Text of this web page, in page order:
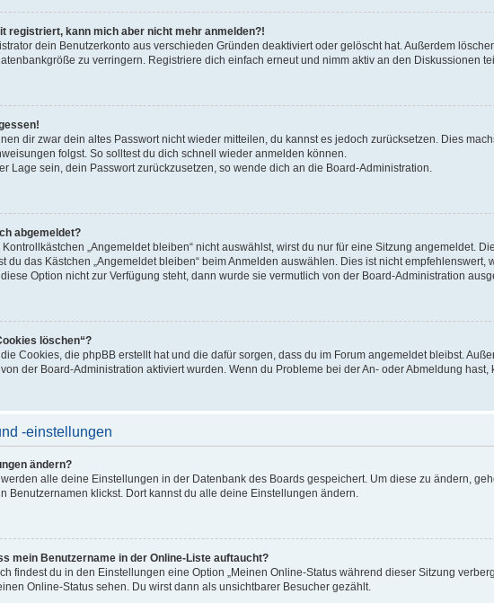
registriert, kann mich aber nicht mehr anmelden?!
dein Benutzerkonto aus verschieden Gründen deaktiviert oder gelöscht hat. Außerdem
zu verringern. Registriere dich einfach erneut und nimm aktiv an den Diskussionen
dir zwar dein altes Passwort nicht wieder mitteilen, du kannst es jedoch zurücksetzen. Dies
folgst. So solltest du dich schnell wieder anmelden können.
Lage sein, dein Passwort zurückzusetzen, so wende dich an die Board-Administration.
abgemeldet?
„Angemeldet bleiben“ nicht auswählst, wirst du nur für eine Sitzung angemeldet.
du das Kästchen „Angemeldet bleiben“ beim Anmelden auswählen. Dies ist nicht
Option nicht zur Verfügung steht, dann wurde sie vermutlich von der Board-Administration
löschen“?
Cookies, die phpBB erstellt hat und die dafür sorgen, dass du im Forum angemeldet bleibst.
von der Board-Administration aktiviert wurden. Wenn du Probleme bei der An- oder Abmeldung
-einstellungen
ändern?
alle deine Einstellungen in der Datenbank des Boards gespeichert. Um diese zu ändern,
Benutzernamen klickst. Dort kannst du alle deine Einstellungen ändern.
mein Benutzername in der Online-Liste auftaucht?
findest du in den Einstellungen eine Option „Meinen Online-Status während dieser Sitzung
Online-Status sehen. Du wirst dann als unsichtbarer Besucher gezählt.